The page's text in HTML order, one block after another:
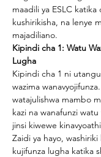
maadili ya ESLC
kushirikisha, na lenye
majadiliano.
Kipindi cha 1: Watu
Lugha
Kipindi cha 1 ni
wazima
watajulishwa mambo
kazi na wanafunzi
jinsi kiwewe
Zaidi ya hayo,
kujifunza lugha katika